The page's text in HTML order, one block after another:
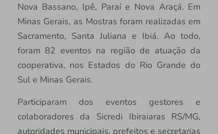
Nova Bassano, Ipê, Paraí e Nova Araçá. Em
Minas Gerais, as Mostras foram realizadas em
Sacramento, Santa Juliana e Ibiá. Ao todo,
foram 82 eventos na região de atuação da
cooperativa, nos Estados do Rio Grande do
Sul e Minas Gerais.
Participaram dos eventos gestores e
colaboradores da Sicredi Ibiraiaras RS/MG,
autoridades municipais, prefeitos e secretarias